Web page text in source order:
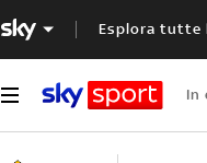
Esplora tutte
In